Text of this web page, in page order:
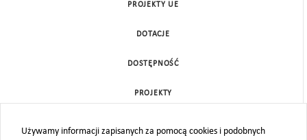
Używamy informacji zapisanych za pomocą cookies i podobnych
PROJEKTY UE
DOTACJE
DOSTĘPNOŚĆ
PROJEKTY